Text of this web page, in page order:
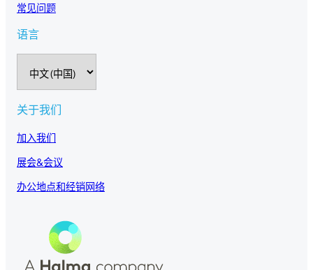
常见问题
语言
语
言
关于我们
加入我们
展会&会议
办公地点和经销网络